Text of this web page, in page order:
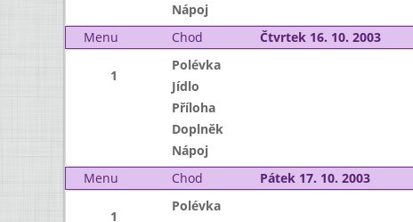
Nápoj
Menu
Chod Čtvrtek 16. 10. 2003
1
Polévka
Jídlo
Příloha
Doplněk
Nápoj
Menu
Chod Pátek 17. 10. 2003
1
Polévka